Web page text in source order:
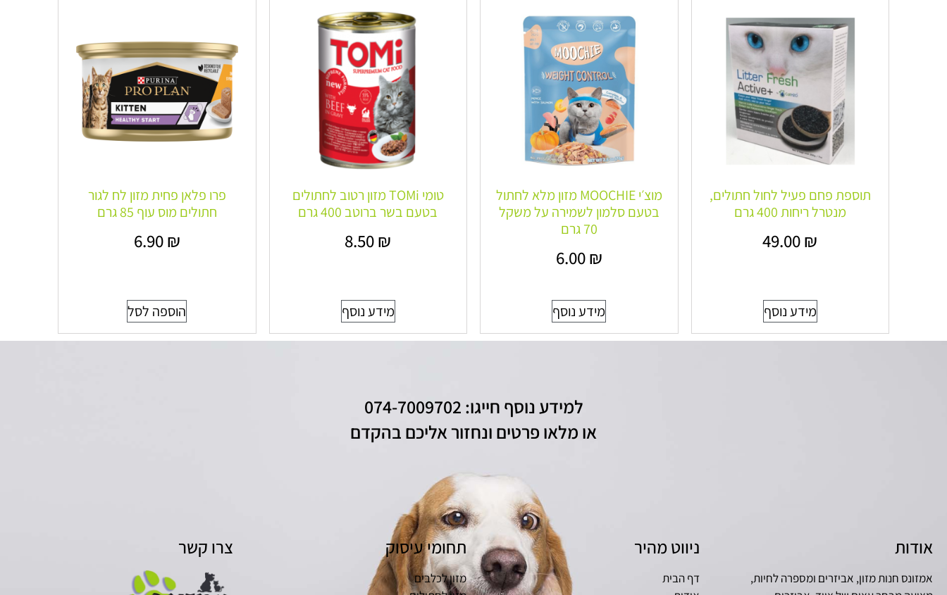
תוספת פחם פעיל לחול חתולים,
מנטרל ריחות 400 גרם
49.00₪
מידע נוסף
מוצ׳י MOOCHIE מזון מלא לחתול
בטעם סלמון לשמירה על משקל
70 גרם
6.00₪
מידע נוסף
טומי TOMi מזון רטוב לחתולים
בטעם בשר ברוטב 400 גרם
8.50₪
מידע נוסף
פרו פלאן פחית מזון לח לגור
חתולים מוס עוף 85 גרם
6.90₪
הוספה לסל
למידע נוסף חייגו: 074-7009702
או מלאו פרטים ונחזור אליכם בהקדם
אודות
אמזונס חנות מזון, אביזרים ומספרה לחיות,
ניווט מהיר
דף הבית
תחומי עיסוק
מזון לכלבים
צרו קשר